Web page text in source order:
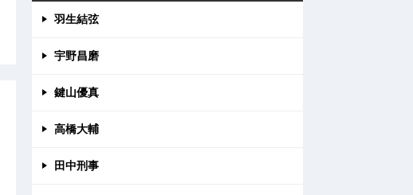
羽生結弦
宇野昌磨
鍵山優真
高橋大輔
田中刑事